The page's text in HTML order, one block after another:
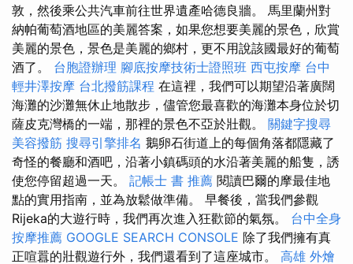
敦，然後乘公共汽車前往世界遺產哈德良牆。 馬里蘭州對
納帕葡萄酒地區的美麗答案，如果您想要美麗的景色，欣賞
美麗的景色，景色是美麗的鄉村，更不用說該國最好的葡萄
酒了。 台胞證辦理 腳底按摩技術士證照班 西屯按摩 台中
輕井澤按摩 台北撥筋課程 在這裡，我們可以期望沿著廣闊
海灘的沙灘無休止地散步，儘管您最喜歡的海灘本身位於切
薩皮克灣橋的一端，那裡的景色不亞於壯觀。 關鍵字搜尋
美容撥筋 搜尋引擎排名 鵝卵石街道上的每個角落都隱藏了
奇怪的餐廳和酒吧，沿著小鎮碼頭的水沿著美麗的船隻，誘
使您停留超過一天。 記帳士 書 推薦 閱讀巴爾的摩最佳地
點的實用指南，並為放鬆做準備。 早餐後，當我們參觀
Rijeka的大遊行時，我們再次進入狂歡節的氣氛。 台中全身
按摩推薦 GOOGLE SEARCH CONSOLE 除了我們擁有真
正喧囂的壯觀遊行外，我們還看到了這座城市。 高雄 外燴